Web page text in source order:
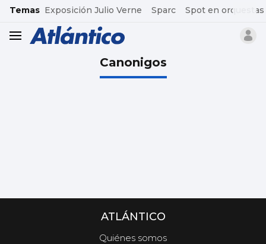
common.go-to-content
Temas Exposición Julio Verne Sparc Spot en orquestas
header.menu.open
Canonigos
ATLÁNTICO
Quiénes somos